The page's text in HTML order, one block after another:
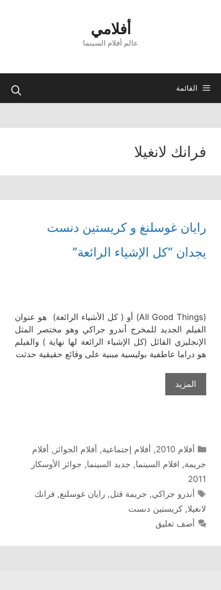
أفلامي
عالم أفلام السينما
القائمة
فرانك لانغيلا
رايان غوسلنغ و كريستين دنست
يجدان “كل الإشياء الرائعة”
(All Good Things) أو ( كل الأشياء الرائعة) هو عنوان
الفيلم الجديد للمخرج أندرو جراكي وهو مختصر المثل
الإنجليزي القائل (كل الإشياء الرائعة لها نهاية ) والفيلم
هو دراما عاطفية بوليسية مبنية على وقائع حقيقية حدثت
المزيد
التصنيفات
أفلام 2010 , أفلام إجتماعية, أفلام الجوائز , أفلام
جريمة, افلام السينما, جديد السينما, جوائز الأوسكار
2011
الوسوم
أندرو جراكي, جريمة قتل,رايان غوسلنغ, فرانك
لانغيلا, كريستين دنست
أضف تعليق